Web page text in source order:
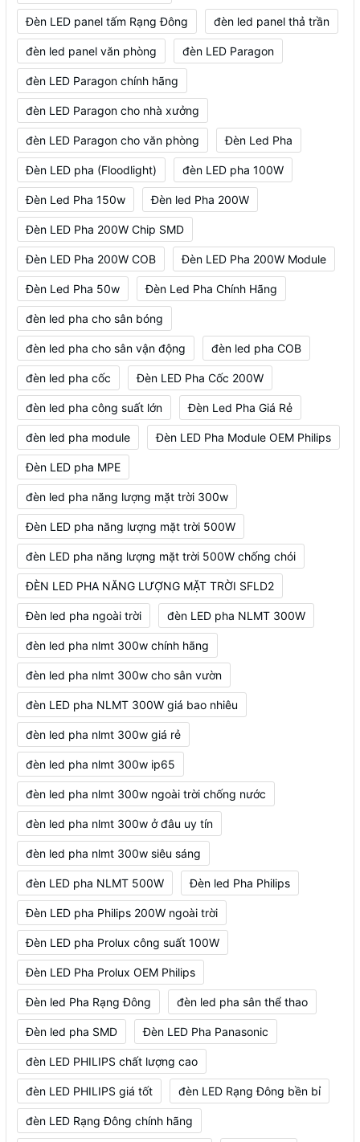
Đèn LED panel tấm Rạng Đông đèn led panel thả trần
đèn led panel văn phòng đèn LED Paragon
đèn LED Paragon chính hãng
đèn LED Paragon cho nhà xưởng
đèn LED Paragon cho văn phòng Đèn Led Pha
Đèn LED pha (Floodlight) đèn LED pha 100W
Đèn Led Pha 150w Đèn led Pha 200W
Đèn LED Pha 200W Chip SMD
Đèn LED Pha 200W COB Đèn LED Pha 200W Module
Đèn Led Pha 50w Đèn Led Pha Chính Hãng
đèn led pha cho sân bóng
đèn led pha cho sân vận động đèn led pha COB
đèn led pha cốc Đèn LED Pha Cốc 200W
đèn led pha công suất lớn Đèn Led Pha Giá Rẻ
đèn led pha module Đèn LED Pha Module OEM Philips
Đèn LED pha MPE
đèn led pha năng lượng mặt trời 300w
Đèn LED pha năng lượng mặt trời 500W
đèn LED pha năng lượng mặt trời 500W chống chói
ĐÈN LED PHA NĂNG LƯỢNG MẶT TRỜI SFLD2
Đèn led pha ngoài trời đèn LED pha NLMT 300W
đèn led pha nlmt 300w chính hãng
đèn led pha nlmt 300w cho sân vườn
đèn LED pha NLMT 300W giá bao nhiêu
đèn led pha nlmt 300w giá rẻ
đèn led pha nlmt 300w ip65
đèn led pha nlmt 300w ngoài trời chống nước
đèn led pha nlmt 300w ở đâu uy tín
đèn led pha nlmt 300w siêu sáng
đèn LED pha NLMT 500W Đèn led Pha Philips
Đèn LED pha Philips 200W ngoài trời
Đèn LED pha Prolux công suất 100W
Đèn LED Pha Prolux OEM Philips
Đèn led Pha Rạng Đông đèn led pha sân thể thao
Đèn led pha SMD Đèn LED Pha Panasonic
đèn LED PHILIPS chất lượng cao
đèn LED PHILIPS giá tốt đèn LED Rạng Đông bền bỉ
đèn LED Rạng Đông chính hãng